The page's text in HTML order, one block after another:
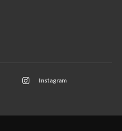
Instagram